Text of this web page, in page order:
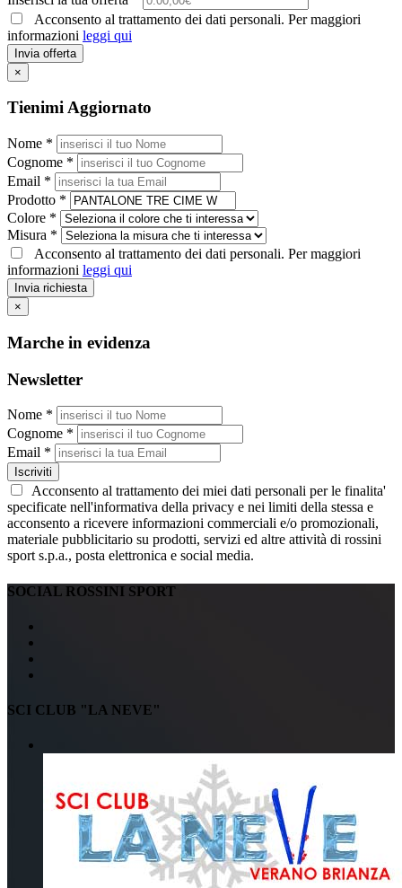
Acconsento al trattamento dei dati personali. Per maggiori
informazioni leggi qui
Invia offerta
×
Tienimi Aggiornato
Nome *
Cognome *
Email *
Prodotto *
Colore *
Misura *
Acconsento al trattamento dei dati personali. Per maggiori
informazioni leggi qui
Invia richiesta
×
Marche in evidenza
Newsletter
Nome *
Cognome *
Email *
Iscriviti
Acconsento al trattamento dei miei dati personali per le finalita'
specificate nell'informativa della privacy e nei limiti della stessa e
acconsento a ricevere informazioni commerciali e/o promozionali,
materiale pubblicitario su prodotti, servizi ed altre attività di rossini
sport s.p.a., posta elettronica e social media.
SOCIAL ROSSINI SPORT
SCI CLUB "LA NEVE"